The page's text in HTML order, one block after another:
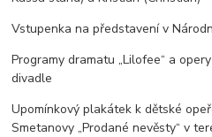
Vstupenka na představení v
Programy dramatu „Lilofee“ a
divadle
Upomínkový plakátek k dětské
Smetanovy „Prodané nevěsty“ v